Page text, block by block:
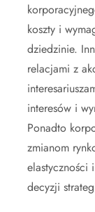
koszty i
dziedzinie.
relacjami z
interesów i
Ponadto
zmianom
elastyczności
decyzji